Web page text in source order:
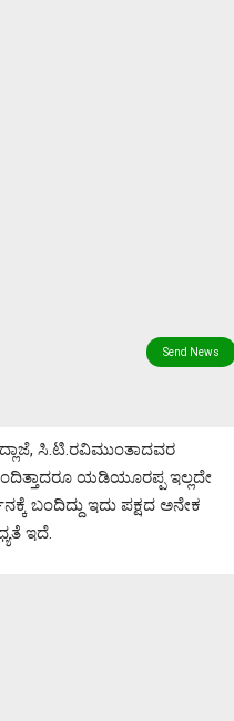
ಸಿ.ಟಿ.ರವಿಮುಂತಾದವರ
ಬಂದಿತ್ತಾದರೂ ಯಡಿಯೂರಪ್ಪ ಇಲ್ಲದೇ
ಬಂದಿದ್ದು ಇದು ಪಕ್ಷದ ಅನೇಕ
ಇದೆ.